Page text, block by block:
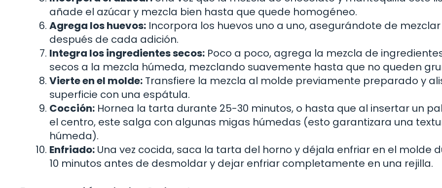
añade el azúcar y mezcla bien hasta que quede homogéneo.
Agrega los huevos: Incorpora los huevos uno a uno, asegurándote de
después de cada adición.
Integra los ingredientes secos: Poco a poco, agrega la mezcla de
secos a la mezcla húmeda, mezclando suavemente hasta que no queden
Vierte en el molde: Transfiere la mezcla al molde previamente preparado y
superficie con una espátula.
Cocción: Hornea la tarta durante 25-30 minutos, o hasta que al insertar un
el centro, este salga con algunas migas húmedas (esto garantizara una
húmeda).
Enfriado: Una vez cocida, saca la tarta del horno y déjala enfriar en el molde
10 minutos antes de desmoldar y dejar enfriar completamente en una rejilla.